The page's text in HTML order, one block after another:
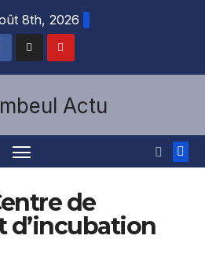
8th, 2026
de
d’incubation